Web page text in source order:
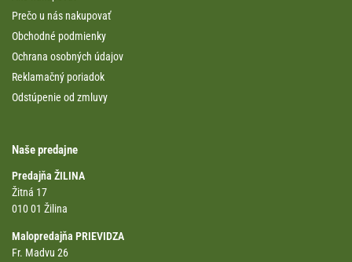
Prečo u nás nakupovať
Obchodné podmienky
Ochrana osobných údajov
Reklamačný poriadok
Odstúpenie od zmluvy
Naše predajne
Predajňa ŽILINA
Žitná 17
010 01 Žilina
Malopredajňa PRIEVIDZA
Fr. Madvu 26